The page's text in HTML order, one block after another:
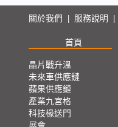
關於我們 服務說明
首頁
晶片戰升溫
未來車供應鏈
蘋果供應鏈
產業九宮格
科技椽送門